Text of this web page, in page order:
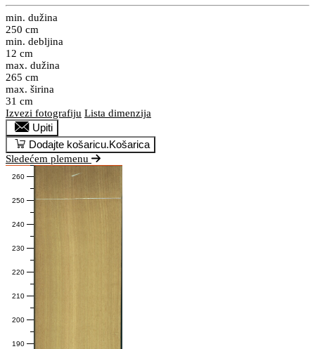
min. dužina
250 cm
min. debljina
12 cm
max. dužina
265 cm
max. širina
31 cm
Izvezi fotografiju Lista dimenzija
Upiti
Dodajte košaricu.Košarica
Sledećem plemenu
190
200
210
220
230
240
250
260